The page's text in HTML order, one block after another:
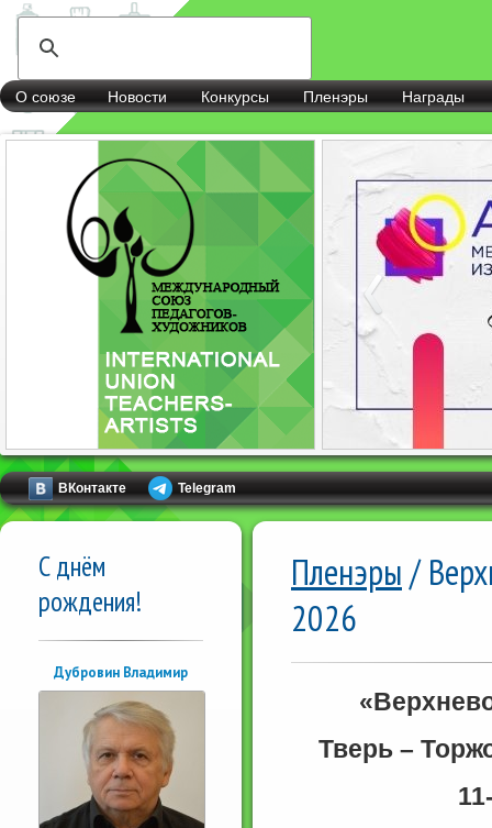
О союзе Новости Конкурсы Пленэры Награды
ВКонтакте Telegram
С днём
рождения!
Дубровин Владимир
Пленэры/
2026
Тверь –